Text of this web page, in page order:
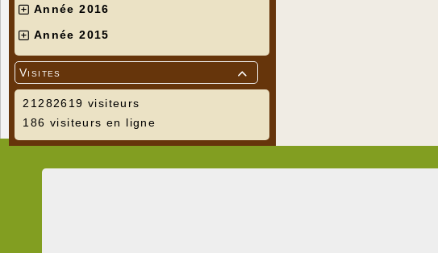
Année 2016
Année 2015

Visites
21282619 visiteurs
186 visiteurs en ligne